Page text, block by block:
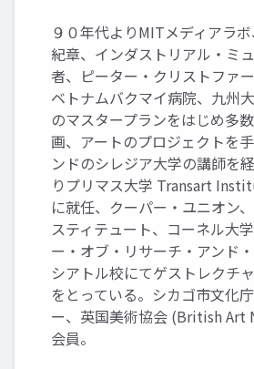
９０年代よりMITメディアラ
紀章、インダストリアル・ミ
者、ピーター・クリストファ
ベトナムバクマイ病院、九州
のマスタープランをはじめ多
画、アートのプロジェクトを
ンドのシレジア大学の講師を
りプリマス大学 Transart
に就任、クーパー・ユニオン
スティテュート、コーネル大
ー・オブ・リサーチ・アンド
シアトル校にてゲストレクチ
をとっている。シカゴ市文化
ー、英国美術協会 (British
会員。